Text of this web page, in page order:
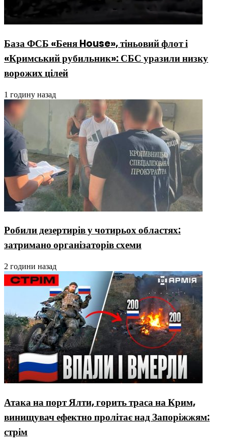
База ФСБ «Беня House», тіньовий флот і
«Кримський рубильник»: СБС уразили низку
ворожих цілей
1 годину назад
Робили дезертирів у чотирьох областях:
затримано організаторів схеми
2 години назад
Атака на порт Ялти, горить траса на Крим,
винищувач ефектно пролітає над Запоріжжям:
стрім